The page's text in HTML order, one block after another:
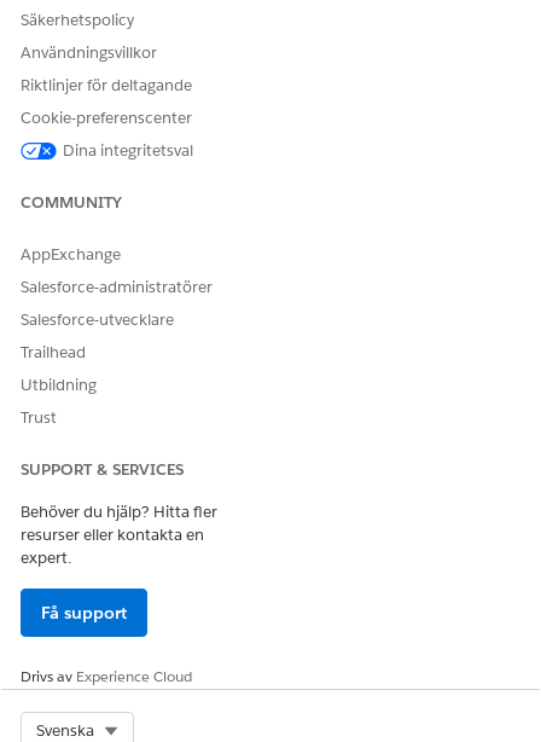
Säkerhetspolicy
Användningsvillkor
Riktlinjer för deltagande
Cookie-preferenscenter
Dina integritetsval
COMMUNITY
AppExchange
Salesforce-administratörer
Salesforce-utvecklare
Trailhead
Utbildning
Trust
SUPPORT & SERVICES
Behöver du hjälp? Hitta fler
resurser eller kontakta en
expert.
Få support
Drivs av Experience Cloud
Svenska